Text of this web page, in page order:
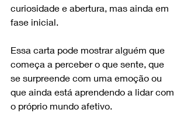
curiosidade e abertura, mas ainda em
fase inicial.
Essa carta pode mostrar alguém que
começa a perceber o que sente, que
se surpreende com uma emoção ou
que ainda está aprendendo a lidar com
o próprio mundo afetivo.